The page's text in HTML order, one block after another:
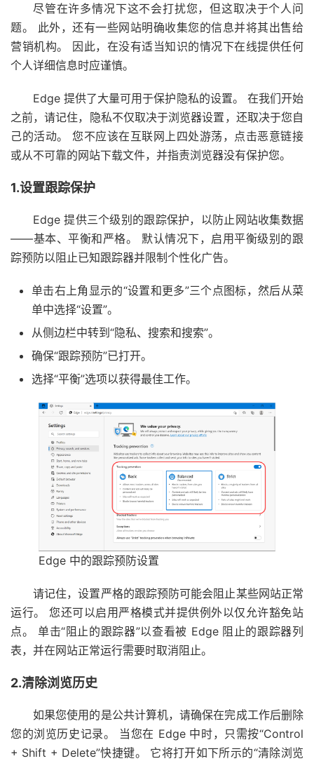
尽管在许多情况下这不会打扰您，但这取决于个人问
题。 此外，还有一些网站明确收集您的信息并将其出售给
营销机构。 因此，在没有适当知识的情况下在线提供任何
个人详细信息时应谨慎。
Edge 提供了大量可用于保护隐私的设置。 在我们开始
之前，请记住，隐私不仅取决于浏览器设置，还取决于您自
己的活动。 您不应该在互联网上四处游荡，点击恶意链接
或从不可靠的网站下载文件，并指责浏览器没有保护您。
1.设置跟踪保护
Edge 提供三个级别的跟踪保护，以防止网站收集数据
——基本、平衡和严格。 默认情况下，启用平衡级别的跟
踪预防以阻止已知跟踪器并限制个性化广告。
单击右上角显示的“设置和更多”三个点图标，然后从菜
单中选择“设置”。
从侧边栏中转到“隐私、搜索和搜索”。
确保“跟踪预防”已打开。
选择“平衡”选项以获得最佳工作。
Edge 中的跟踪预防设置
请记住，设置严格的跟踪预防可能会阻止某些网站正常
运行。 您还可以启用严格模式并提供例外以仅允许豁免站
点。 单击“阻止的跟踪器”以查看被 Edge 阻止的跟踪器列
表，并在网站正常运行需要时取消阻止。
2.清除浏览历史
如果您使用的是公共计算机，请确保在完成工作后删除
您的浏览历史记录。 当您在 Edge 中时，只需按“Control
+ Shift + Delete”快捷键。 它将打开如下所示的“清除浏览